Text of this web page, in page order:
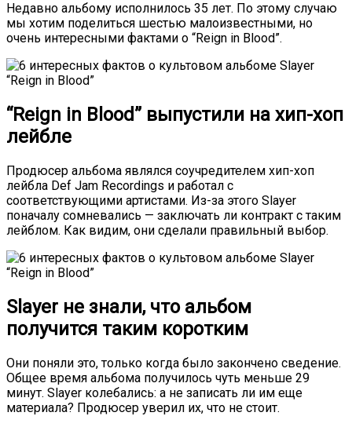
Недавно альбому исполнилось 35 лет. По этому случаю
мы хотим поделиться шестью малоизвестными, но
очень интересными фактами о “Reign in Blood”.
“Reign in Blood” выпустили на хип-хоп
лейбле
Продюсер альбома являлся соучредителем хип-хоп
лейбла Def Jam Recordings и работал с
соответствующими артистами. Из-за этого Slayer
поначалу сомневались — заключать ли контракт с таким
лейблом. Как видим, они сделали правильный выбор.
Slayer не знали, что альбом
получится таким коротким
Они поняли это, только когда было закончено сведение.
Общее время альбома получилось чуть меньше 29
минут. Slayer колебались: а не записать ли им еще
материала? Продюсер уверил их, что не стоит.